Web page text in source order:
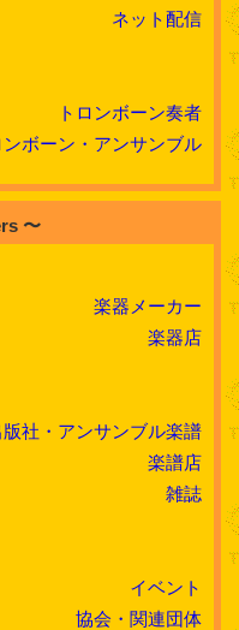
ネット配信
トロンボーン奏者
ンボーン・アンサンブル
〜
楽器メーカー
楽器店
社・アンサンブル楽譜
楽譜店
雑誌
イベント
協会・関連団体